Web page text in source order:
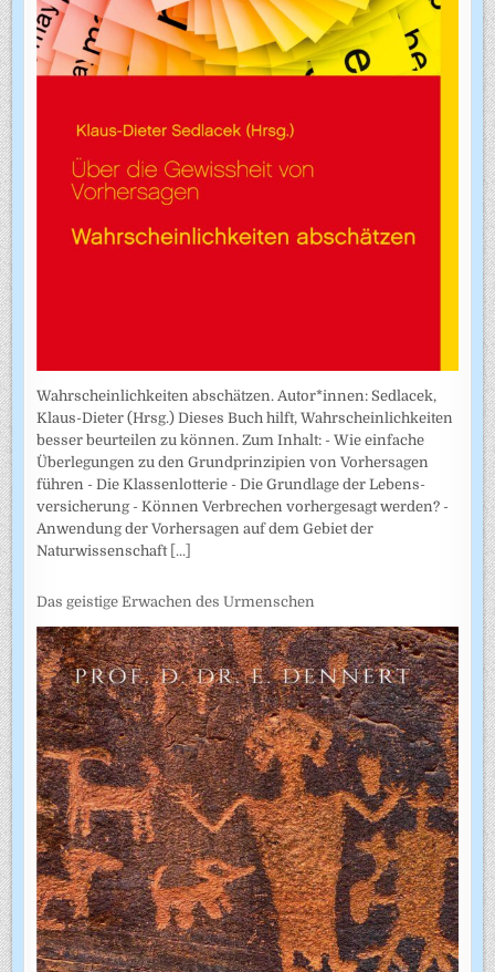
Wahrscheinlichkeiten abschätzen. Autor*innen: Sedlacek,
Klaus-Dieter (Hrsg.) Dieses Buch hilft, Wahrscheinlichkeiten
besser beurteilen zu können. Zum Inhalt: - Wie einfache
Überlegungen zu den Grundprinzipien von Vorhersagen
führen - Die Klassenlotterie - Die Grundlage der Lebens­
versicherung - Können Verbrechen vorhergesagt werden? -
Anwendung der Vorhersagen auf dem Gebiet der
Naturwissenschaft [...]
Das geistige Erwachen des Urmenschen